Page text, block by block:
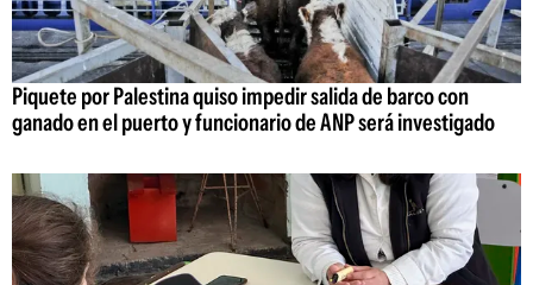
Piquete por Palestina quiso impedir salida de barco con
ganado en el puerto y funcionario de ANP será investigado